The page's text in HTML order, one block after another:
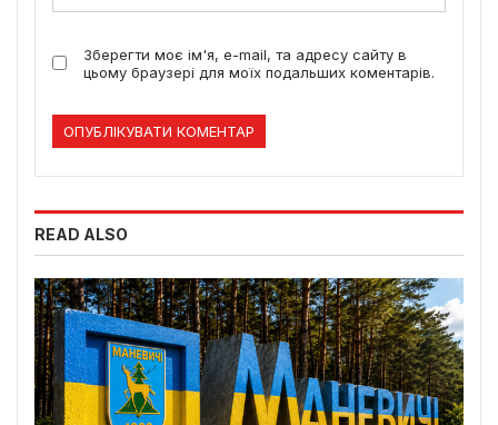
Зберегти моє ім'я, e-mail, та адресу сайту в
цьому браузері для моїх подальших коментарів.
READ ALSO